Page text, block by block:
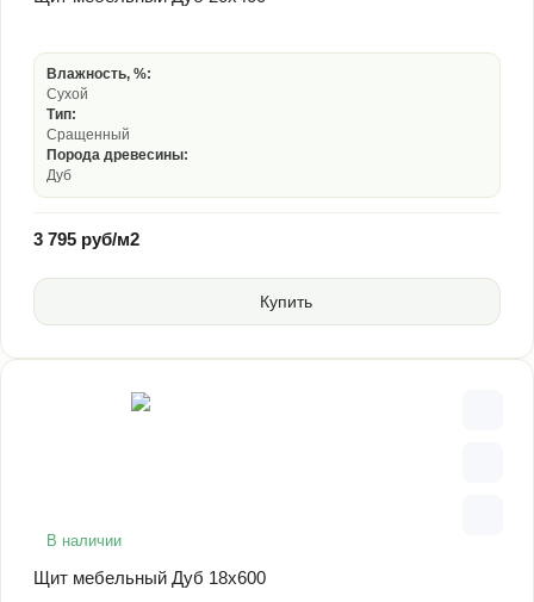
Влажность, %:
Сухой
Тип:
Сращенный
Порода древесины:
Дуб
3 795 руб/м2
Купить
В наличии
Щит мебельный Дуб 18х600